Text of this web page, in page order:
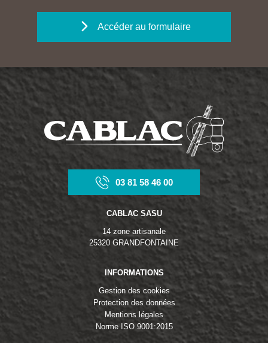
Accéder au formulaire
03 81 58 46 00
CABLAC SASU
14 zone artisanale
25320 GRANDFONTAINE
INFORMATIONS
Gestion des cookies
Protection des données
Mentions légales
Norme ISO 9001:2015